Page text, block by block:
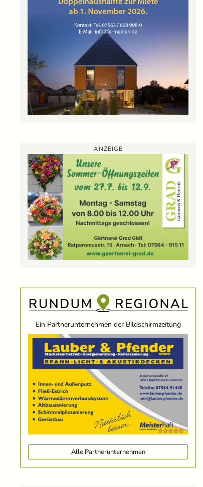
ANZEIGE
Ein Partnerunternehmen der Bildschirmzeitung
Alle Partnerunternehmen